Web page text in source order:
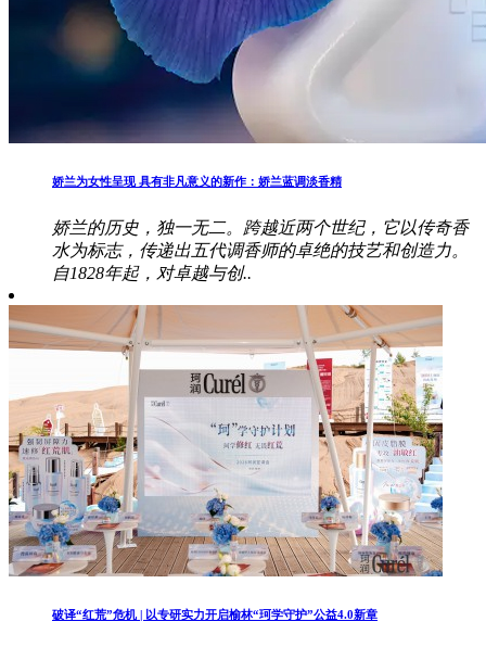
娇兰为女性呈现 具有非凡意义的新作：娇兰蓝调淡香精
娇兰的历史，独一无二。跨越近两个世纪，它以传奇香
水为标志，传递出五代调香师的卓绝的技艺和创造力。
自1828年起，对卓越与创..
破译“红荒”危机 | 以专研实力开启榆林“珂学守护”公益4.0新章